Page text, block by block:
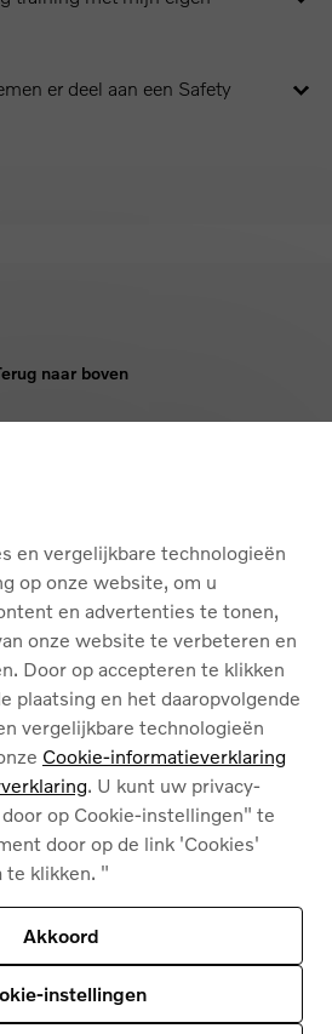
er deel aan een Safety
naar boven
Français
Cookies
Privacybeleid
Juridische info
Ons assortiment
reCAPTCHA en
het privacybeleid van Google
zijn van toepassing
zijn dochterondernemingen of licentiegevers).
en vergelijkbare technologieën
op onze website, om u
en advertenties te tonen,
onze website te verbeteren en
Door op accepteren te klikken
plaatsing en het daaropvolgende
vergelijkbare technologieën
Cookie-informatieverklaring
. U kunt uw privacy-
op Cookie-instellingen" te
door op de link 'Cookies'
te klikken. "
Akkoord
instellingen